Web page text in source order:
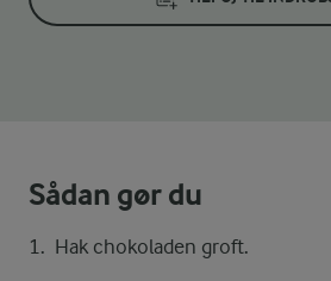
Sådan gør du
Hak chokoladen groft.